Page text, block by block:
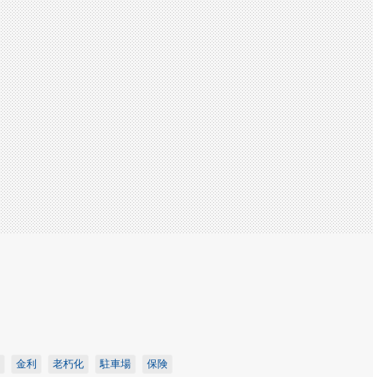
金利 老朽化 駐車場 保険